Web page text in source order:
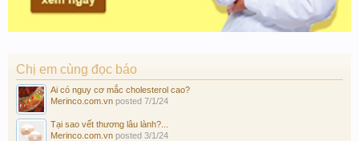
Chị em cùng đọc báo
Ai có nguy cơ mắc cholesterol cao?
Merinco.com.vn posted 7/1/24
Tại sao vết thương lâu lành?...
Merinco.com.vn posted 3/1/24